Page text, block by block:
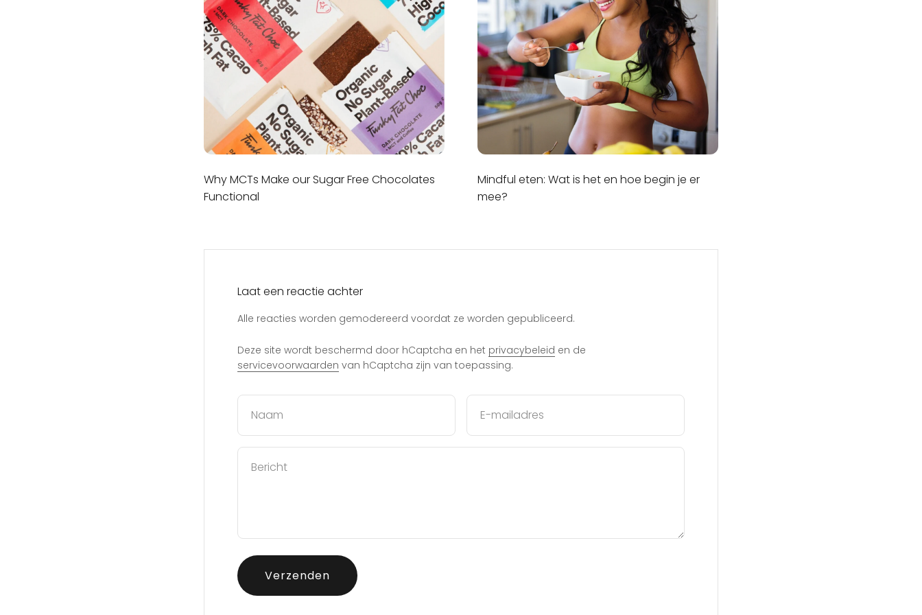
Why MCTs Make our Sugar Free Chocolates
Functional
Mindful eten: Wat is het en hoe begin je er
mee?
Laat een reactie achter
Alle reacties worden gemodereerd voordat ze worden gepubliceerd.
Deze site wordt beschermd door hCaptcha en het privacybeleid en de
servicevoorwaarden van hCaptcha zijn van toepassing.
Naam E-mailadres
Bericht
Verzenden